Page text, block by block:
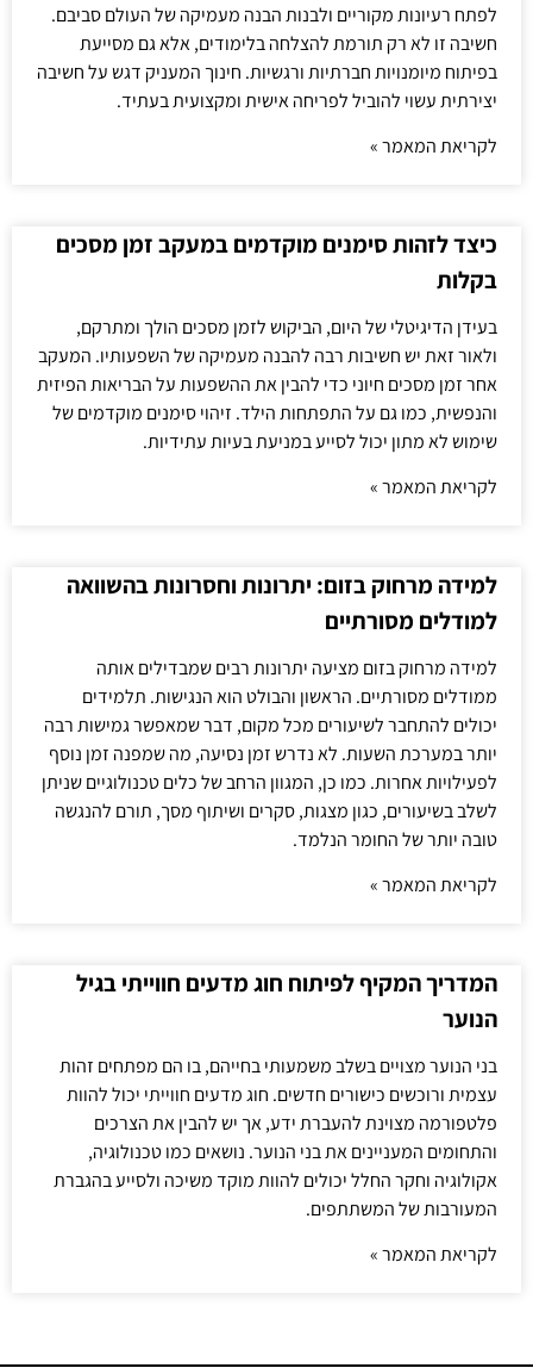
לפתח רעיונות מקוריים ולבנות הבנה מעמיקה של העולם סביבם.
חשיבה זו לא רק תורמת להצלחה בלימודים, אלא גם מסייעת
בפיתוח מיומנויות חברתיות ורגשיות. חינוך המעניק דגש על חשיבה
יצירתית עשוי להוביל לפריחה אישית ומקצועית בעתיד.
לקריאת המאמר »
כיצד לזהות סימנים מוקדמים במעקב זמן מסכים
בקלות
בעידן הדיגיטלי של היום, הביקוש לזמן מסכים הולך ומתרקם,
ולאור זאת יש חשיבות רבה להבנה מעמיקה של השפעותיו. המעקב
אחר זמן מסכים חיוני כדי להבין את ההשפעות על הבריאות הפיזית
והנפשית, כמו גם על התפתחות הילד. זיהוי סימנים מוקדמים של
שימוש לא מתון יכול לסייע במניעת בעיות עתידיות.
לקריאת המאמר »
למידה מרחוק בזום: יתרונות וחסרונות בהשוואה
למודלים מסורתיים
למידה מרחוק בזום מציעה יתרונות רבים שמבדילים אותה
ממודלים מסורתיים. הראשון והבולט הוא הנגישות. תלמידים
יכולים להתחבר לשיעורים מכל מקום, דבר שמאפשר גמישות רבה
יותר במערכת השעות. לא נדרש זמן נסיעה, מה שמפנה זמן נוסף
לפעילויות אחרות. כמו כן, המגוון הרחב של כלים טכנולוגיים שניתן
לשלב בשיעורים, כגון מצגות, סקרים ושיתוף מסך, תורם להנגשה
טובה יותר של החומר הנלמד.
לקריאת המאמר »
המדריך המקיף לפיתוח חוג מדעים חווייתי בגיל
הנוער
בני הנוער מצויים בשלב משמעותי בחייהם, בו הם מפתחים זהות
עצמית ורוכשים כישורים חדשים. חוג מדעים חווייתי יכול להוות
פלטפורמה מצוינת להעברת ידע, אך יש להבין את הצרכים
והתחומים המעניינים את בני הנוער. נושאים כמו טכנולוגיה,
אקולוגיה וחקר החלל יכולים להוות מוקד משיכה ולסייע בהגברת
המעורבות של המשתתפים.
לקריאת המאמר »